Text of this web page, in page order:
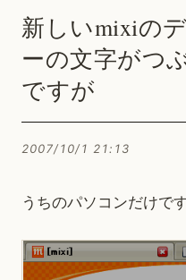
新しいmixiの
ーの文字がつ
ですが
2007/10/1 21:13
うちのパソコンだけで